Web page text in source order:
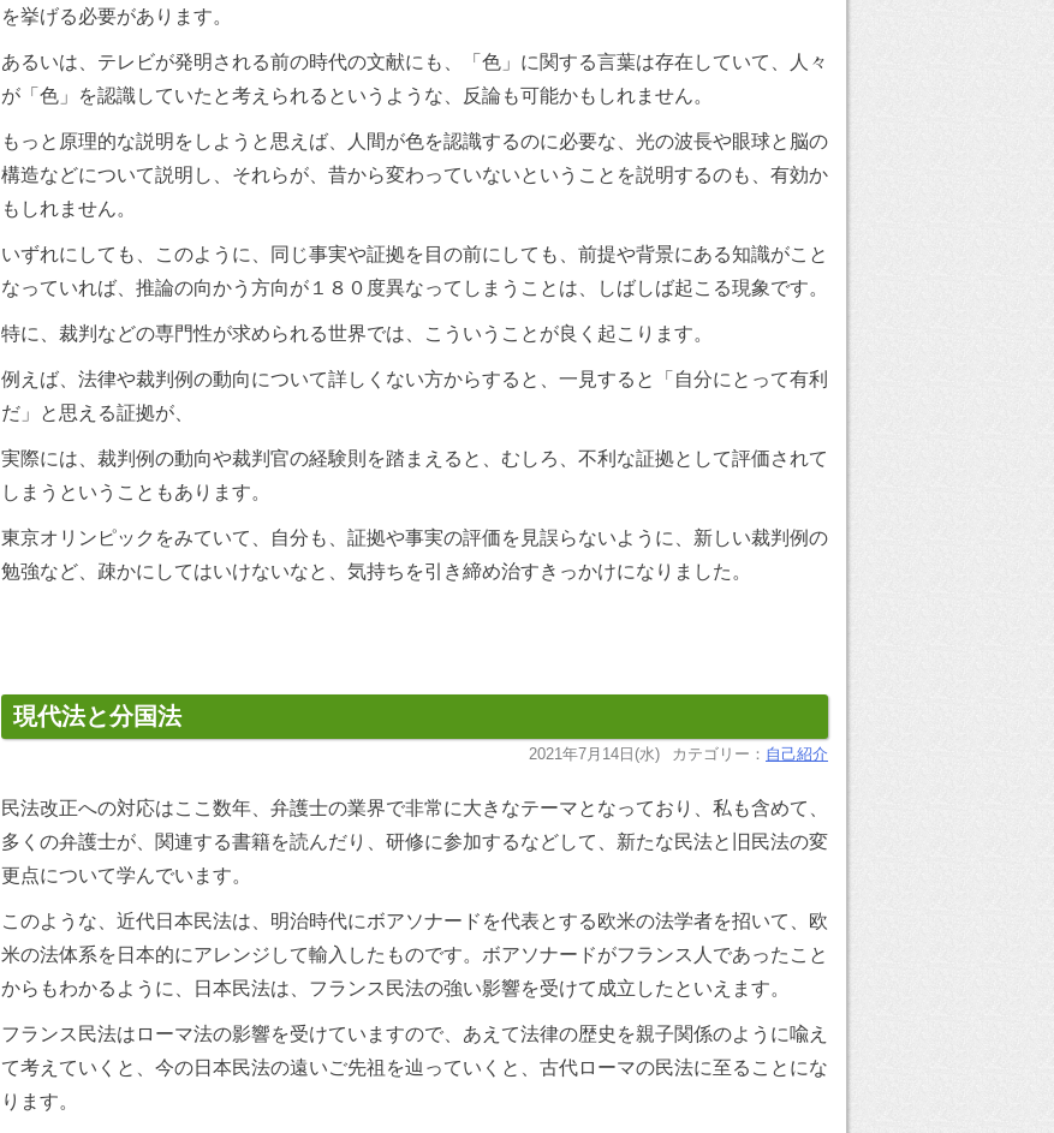
を挙げる必要があります。
あるいは、テレビが発明される前の時代の文献にも、「色」に関する言葉は存在していて、人々
が「色」を認識していたと考えられるというような、反論も可能かもしれません。
もっと原理的な説明をしようと思えば、人間が色を認識するのに必要な、光の波長や眼球と脳の
構造などについて説明し、それらが、昔から変わっていないということを説明するのも、有効か
もしれません。
いずれにしても、このように、同じ事実や証拠を目の前にしても、前提や背景にある知識がこと
なっていれば、推論の向かう方向が１８０度異なってしまうことは、しばしば起こる現象です。
特に、裁判などの専門性が求められる世界では、こういうことが良く起こります。
例えば、法律や裁判例の動向について詳しくない方からすると、一見すると「自分にとって有利
だ」と思える証拠が、
実際には、裁判例の動向や裁判官の経験則を踏まえると、むしろ、不利な証拠として評価されて
しまうということもあります。
東京オリンピックをみていて、自分も、証拠や事実の評価を見誤らないように、新しい裁判例の
勉強など、疎かにしてはいけないなと、気持ちを引き締め治すきっかけになりました。
現代法と分国法
2021年7月14日(水) カテゴリー： 自己紹介
民法改正への対応はここ数年、弁護士の業界で非常に大きなテーマとなっており、私も含めて、
多くの弁護士が、関連する書籍を読んだり、研修に参加するなどして、新たな民法と旧民法の変
更点について学んでいます。
このような、近代日本民法は、明治時代にボアソナードを代表とする欧米の法学者を招いて、欧
米の法体系を日本的にアレンジして輸入したものです。ボアソナードがフランス人であったこと
からもわかるように、日本民法は、フランス民法の強い影響を受けて成立したといえます。
フランス民法はローマ法の影響を受けていますので、あえて法律の歴史を親子関係のように喩え
て考えていくと、今の日本民法の遠いご先祖を辿っていくと、古代ローマの民法に至ることにな
ります。